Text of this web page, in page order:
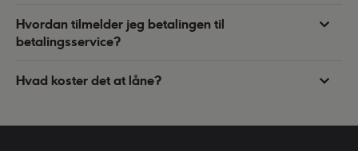
Hvordan tilmelder jeg betalingen til
betalingsservice?
Hvad koster det at låne?